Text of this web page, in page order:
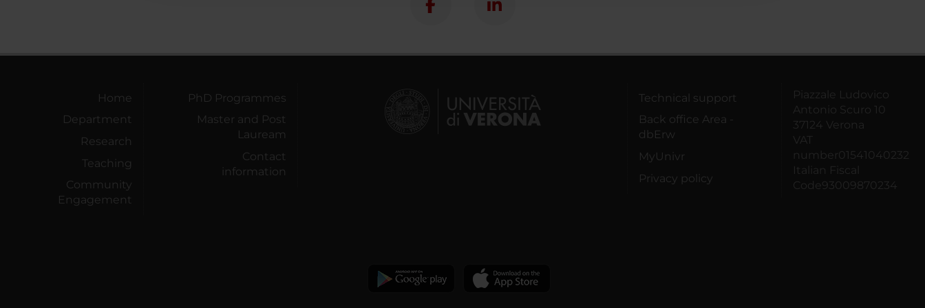
Home
Department
Research
Teaching
Community
Engagement
PhD Programmes
Master and Post
Lauream
Contact
information
Technical support
Back office Area -
dbErw
MyUnivr
Privacy policy
Piazzale Ludovico
Antonio Scuro 10
37124 Verona
VAT
number01541040232
Italian Fiscal
Code93009870234